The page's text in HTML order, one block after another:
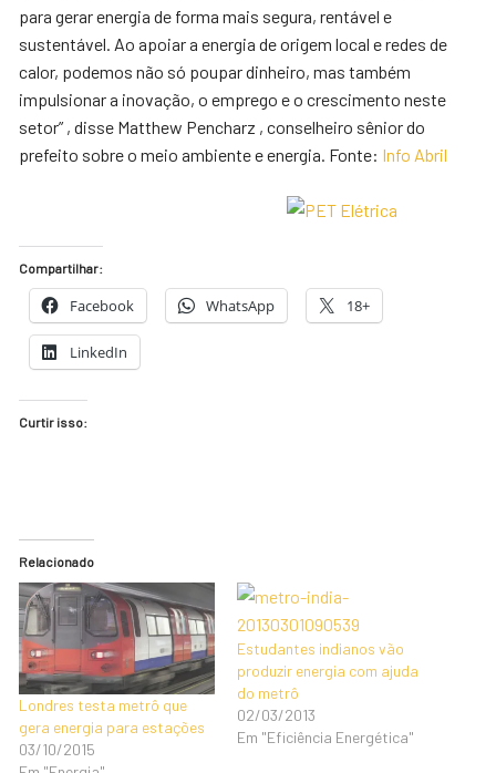
para gerar energia de forma mais segura, rentável e
sustentável. Ao apoiar a energia de origem local e redes de
calor, podemos não só poupar dinheiro, mas também
impulsionar a inovação, o emprego e o crescimento neste
setor” , disse Matthew Pencharz , conselheiro sênior do
prefeito sobre o meio ambiente e energia. Fonte: Info Abril
Compartilhar:
Facebook WhatsApp 18+
LinkedIn
Curtir isso:
Relacionado
Londres testa metrô que
gera energia para estações
03/10/2015
Estudantes indianos vão
produzir energia com ajuda
do metrô
02/03/2013
Em "Eficiência Energética"